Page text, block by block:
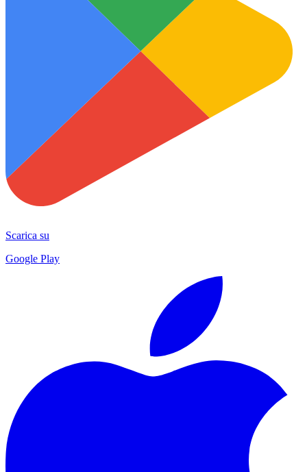
Scarica su
Google Play